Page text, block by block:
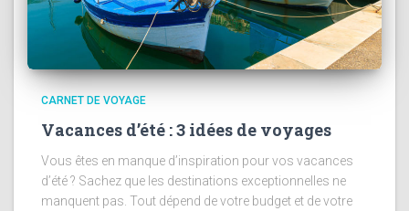
CARNET DE VOYAGE
Vacances d’été : 3 idées de voyages
Vous êtes en manque d’inspiration pour vos vacances
d’été ? Sachez que les destinations exceptionnelles ne
manquent pas. Tout dépend de votre budget et de votre